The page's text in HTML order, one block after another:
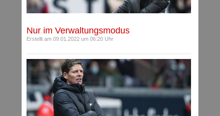
Nur im Verwaltungsmodus
Erstellt am 09.01.2022 um 06:20 Uhr